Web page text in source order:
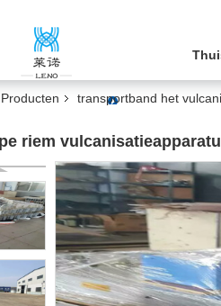
Producten transportband het
riem